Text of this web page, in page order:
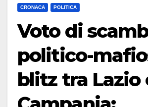
CRONACA POLITICA
Voto di
politico-
blitz tra Lazio